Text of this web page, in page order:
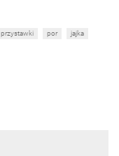
przystawki por
jajka